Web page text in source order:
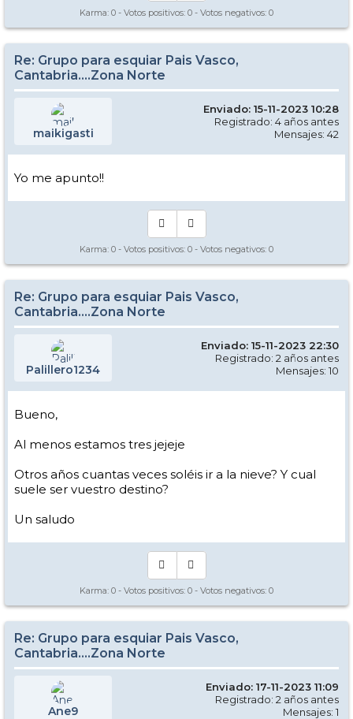
Karma: 0 - Votos positivos: 0 - Votos negativos: 0
Re: Grupo para esquiar Pais Vasco,
Cantabria....Zona Norte
maikigasti
Enviado: 15-11-2023 10:28
Registrado: 4 años antes
Mensajes: 42
Yo me apunto!!
Karma: 0 - Votos positivos: 0 - Votos negativos: 0
Re: Grupo para esquiar Pais Vasco,
Cantabria....Zona Norte
Palillero1234
Enviado: 15-11-2023 22:30
Registrado: 2 años antes
Mensajes: 10
Bueno,
Al menos estamos tres jejeje
Otros años cuantas veces soléis ir a la nieve? Y cual
suele ser vuestro destino?
Un saludo
Karma: 0 - Votos positivos: 0 - Votos negativos: 0
Re: Grupo para esquiar Pais Vasco,
Cantabria....Zona Norte
Ane9
Enviado: 17-11-2023 11:09
Registrado: 2 años antes
Mensajes: 1